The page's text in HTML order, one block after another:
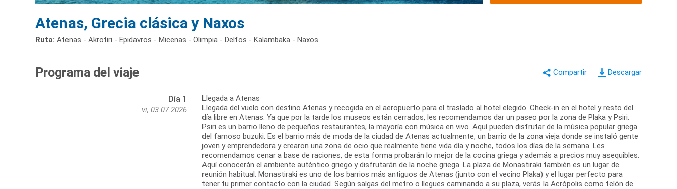
Atenas, Grecia clásica y Naxos
Ruta: Atenas - Akrotiri - Epidavros - Micenas - Olimpia - Delfos - Kalambaka - Naxos
Descargar
Programa del viaje
Día 1
vi, 03.07.2026
Llegada a Atenas
Llegada del vuelo con destino Atenas y recogida en el aeropuerto para el traslado al hotel elegido. Check-in en el hotel y resto del
día libre en Atenas. Ya que por la tarde los museos están cerrados, les recomendamos dar un paseo por la zona de Plaka y Psiri.
Psiri es un barrio lleno de pequeños restaurantes, la mayoría con música en vivo. Aquí pueden disfrutar de la música popular griega
del famoso buzuki. Es el barrio más de moda de la ciudad de Atenas actualmente, un barrio de la zona vieja donde se instaló gente
joven y emprendedora y crearon una zona de ocio que realmente tiene vida día y noche, todos los días de la semana. Les
recomendamos cenar a base de raciones, de esta forma probarán lo mejor de la cocina griega y además a precios muy asequibles.
Aquí conocerán el ambiente auténtico griego y disfrutarán de la noche griega. La plaza de Monastiraki también es un lugar de
reunión habitual. Monastiraki es uno de los barrios más antiguos de Atenas (junto con el vecino Plaka) y el lugar perfecto para
tener tu primer contacto con la ciudad. Según salgas del metro o llegues caminando a su plaza, verás la Acrópolis como telón de